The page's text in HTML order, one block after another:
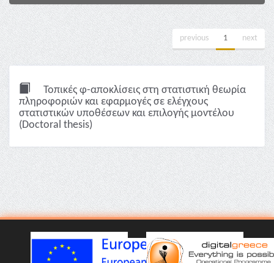
previous 1 next
Τοπικές φ-αποκλίσεις στη στατιστική θεωρία
πληροφοριών και εφαρμογές σε ελέγχους
στατιστικών υποθέσεων και επιλογής μοντέλου
(Doctoral thesis)